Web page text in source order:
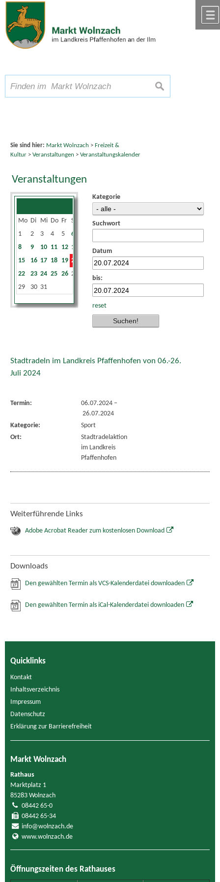
Zum Inhalt,zur Navigation
Schriftgröße A A A suchen
Sie sind hier: Markt Wolnzach > Freizeit &
Kultur> Veranstaltungen > Veranstaltungskalender
Veranstaltungen
Mo Di Mi Do Fr Sa
1
2 3 4 5 6
8
9 10 11 12 13
15
16 17 18 19 20
22
23 24 25 26 27
29
30 31
Kategorie
Suchwort
Datum
bis:
reset
Stadtradeln im Landkreis Pfaffenhofen von 06.-26.
Juli 2024
Termin: 06.07.2024–
26.07.2024
Kategorie:
Sport
Ort:
Stadtradelaktion
im Landkreis
Pfaffenhofen
Weiterführende Links
Adobe Acrobat Reader zum kostenlosen Download
Downloads
Den gewählten Termin als VCS-Kalenderdatei downloaden
Den gewählten Termin als iCal-Kalenderdatei downloaden
Quicklinks
Kontakt
Inhaltsverzeichnis
Impressum
Datenschutz
Erklärung zur Barrierefreiheit
Markt Wolnzach
Rathaus
Marktplatz 1
85283 Wolnzach
08442 65-0
08442 65-34
info@wolnzach.de
www.wolnzach.de
Öffnungszeiten des Rathauses